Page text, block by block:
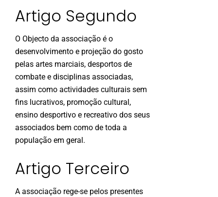
Artigo Segundo
O Objecto da associação é o
desenvolvimento e projeção do gosto
pelas artes marciais, desportos de
combate e disciplinas associadas,
assim como actividades culturais sem
fins lucrativos, promoção cultural,
ensino desportivo e recreativo dos seus
associados bem como de toda a
população em geral.
Artigo Terceiro
A associação rege-se pelos presentes